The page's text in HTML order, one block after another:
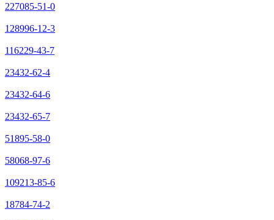
227085-51-0
128996-12-3
116229-43-7
23432-62-4
23432-64-6
23432-65-7
51895-58-0
58068-97-6
109213-85-6
18784-74-2